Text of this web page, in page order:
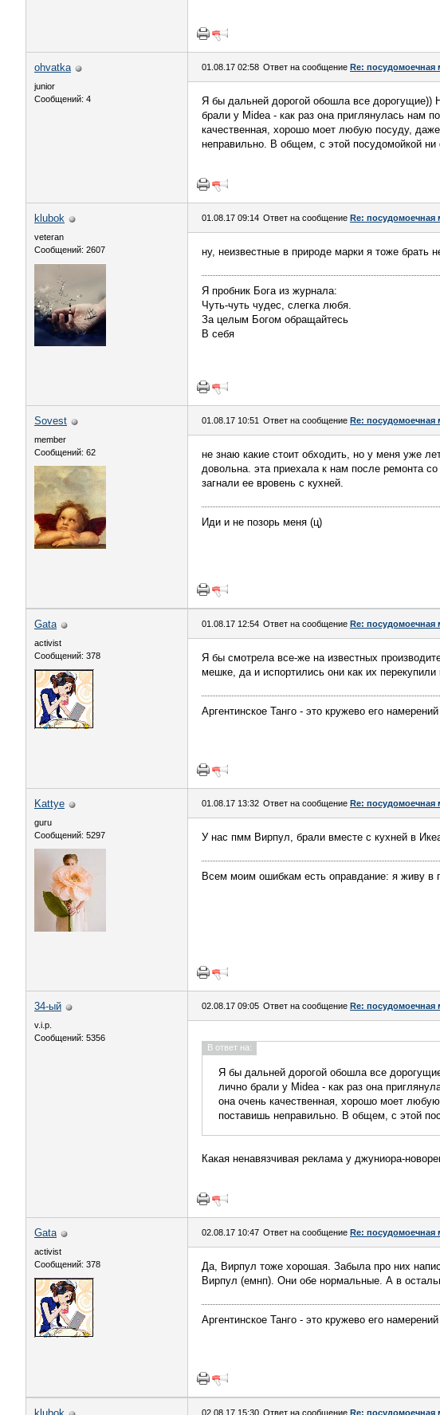
ohvatka
junior
Сообщений: 4
01.08.17 02:58 Ответ на сообщение Re: посудомоечная
Я бы дальней дорогой обошла все дорогущие))
брали у Midea - как раз она приглянулась нам
качественная, хорошо моет любую посуду,
неправильно. В общем, с этой посудомойкой
klubok
veteran
Сообщений: 2607
01.08.17 09:14 Ответ на сообщение Re: посудомоечная
ну, неизвестные в природе марки я тоже брать
Я пробник Бога из журнала:
Чуть-чуть чудес, слегка любя.
За целым Богом обращайтесь
В себя
Sovest
member
Сообщений: 62
01.08.17 10:51 Ответ на сообщение Re: посудомоечная
не знаю какие стоит обходить, но у меня уже
довольна. эта приехала к нам после ремонта
загнали ее вровень с кухней.
Иди и не позорь меня (ц)
Gata
activist
Сообщений: 378
01.08.17 12:54 Ответ на сообщение Re: посудомоечная
Я бы смотрела все-же на известных
мешке, да и испортились они как их
Аргентинское Танго - это кружево его
Kattye
guru
Сообщений: 5297
01.08.17 13:32 Ответ на сообщение Re: посудомоечная
У нас пмм Вирпул, брали вместе с кухней в
Всем моим ошибкам есть оправдание: я живу в
34-ый
v.i.p.
Сообщений: 5356
02.08.17 09:05 Ответ на сообщение Re: посудомоечная
В ответ на:
Я бы дальней дорогой обошла все
лично брали у Midea - как раз она
она очень качественная, хорошо моет
поставишь неправильно. В общем, с этой
Какая ненавязчивая реклама у джуниора-
Gata
activist
Сообщений: 378
02.08.17 10:47 Ответ на сообщение Re: посудомоечная
Да, Вирпул тоже хорошая. Забыла про них
Вирпул (емнп). Они обе нормальные. А в
Аргентинское Танго - это кружево его
02.08.17 15:30 Ответ на сообщение Re: посудомоечная